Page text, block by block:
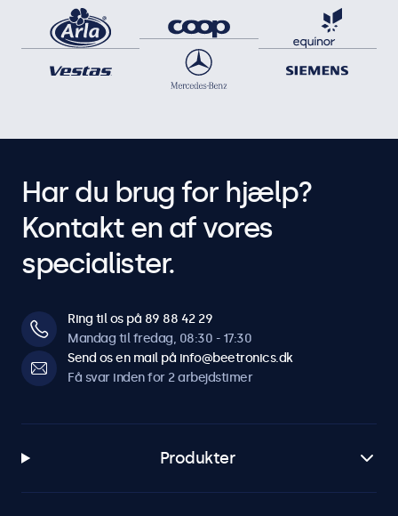
Har du brug for hjælp?
Kontakt en af vores
specialister.
Ring til os på 89 88 42 29
Mandag til fredag, 08:30 - 17:30
Send os en mail på info@beetronics.dk
Få svar inden for 2 arbejdstimer
Produkter